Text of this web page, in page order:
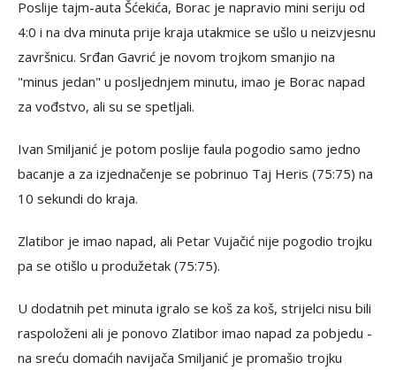
Poslije tajm-auta Šćekića, Borac je napravio mini seriju od
4:0 i na dva minuta prije kraja utakmice se ušlo u neizvjesnu
završnicu. Srđan Gavrić je novom trojkom smanjio na
"minus jedan" u posljednjem minutu, imao je Borac napad
za vođstvo, ali su se spetljali.
Ivan Smiljanić je potom poslije faula pogodio samo jedno
bacanje a za izjednačenje se pobrinuo Taj Heris (75:75) na
10 sekundi do kraja.
Zlatibor je imao napad, ali Petar Vujačić nije pogodio trojku
pa se otišlo u produžetak (75:75).
U dodatnih pet minuta igralo se koš za koš, strijelci nisu bili
raspoloženi ali je ponovo Zlatibor imao napad za pobjedu -
na sreću domaćih navijača Smiljanić je promašio trojku